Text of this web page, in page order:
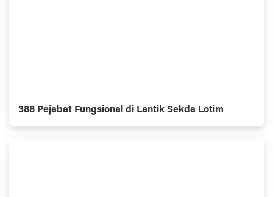
388 Pejabat Fungsional di Lantik Sekda Lotim